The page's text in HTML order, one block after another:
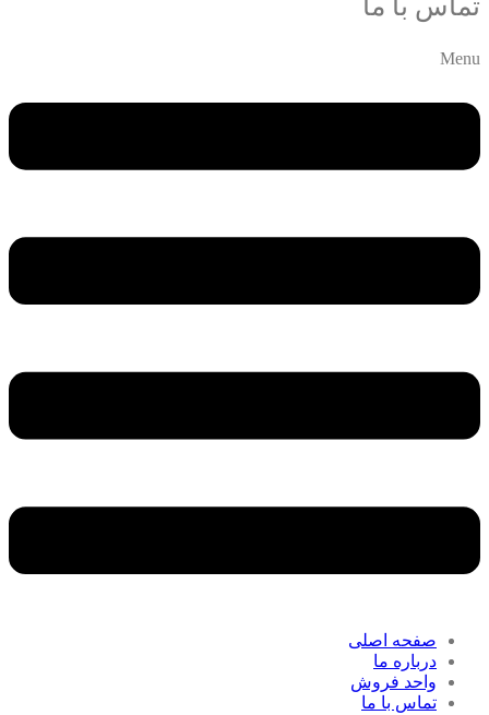
تماس با ما
Menu
صفحه اصلی
درباره ما
واحد فروش
تماس با ما